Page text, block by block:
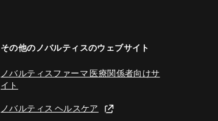
その他のノバルティスのウェブサイト
ノバルティスファーマ 医療関係者向けサ
イト
ノバルティス ヘルスケア